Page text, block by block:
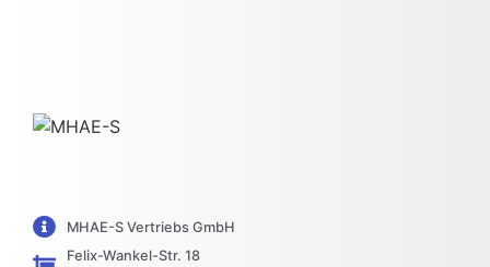
MHAE-S Vertriebs GmbH
Felix-Wankel-Str. 18